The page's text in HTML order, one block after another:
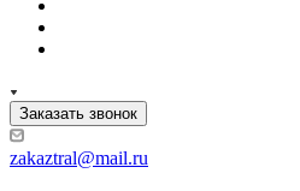
Заказать звонок
zakaztral@mail.ru